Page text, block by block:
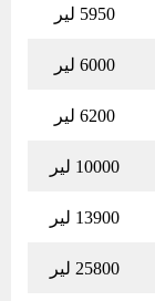
5950 لیر
6000 لیر
6200 لیر
10000 لیر
13900 لیر
25800 لیر